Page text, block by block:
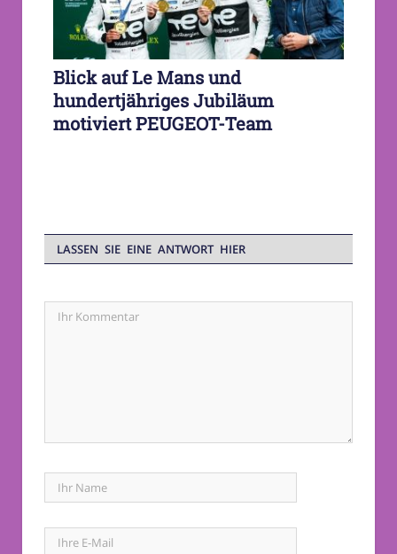
Blick auf Le Mans und
hundertjähriges Jubiläum
motiviert PEUGEOT-Team
LASSEN SIE EINE ANTWORT HIER